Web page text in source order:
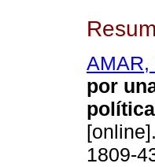
AMAR,
por
1809-